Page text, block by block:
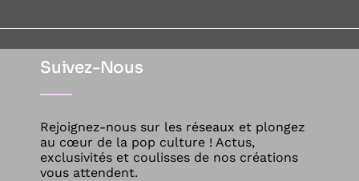
Suivez-Nous
Rejoignez-nous sur les réseaux et plongez
au cœur de la pop culture ! Actus,
exclusivités et coulisses de nos créations
vous attendent.